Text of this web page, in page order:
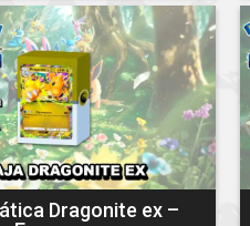
Dragonite ex –